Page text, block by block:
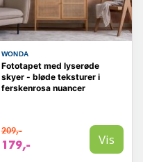
WONDA
Fototapet med lyserøde
skyer - bløde teksturer i
ferskenrosa nuancer
209,-
179,- Vis